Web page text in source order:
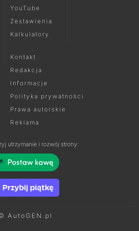
YouTube
Zestawienia
Kalkulatory
Kontakt
Redakcja
Informacje
Polityka prywatności
Prawa autorskie
Reklama
utrzymanie i rozwój strony:
AutoGEN.pl